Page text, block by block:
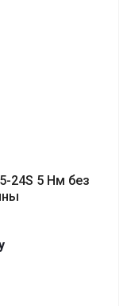
24S 5 Нм без